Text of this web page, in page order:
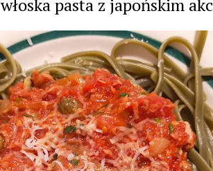
pasta z japońskim